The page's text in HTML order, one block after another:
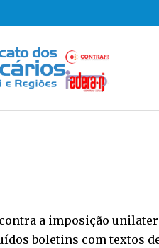
a imposição
boletins com textos